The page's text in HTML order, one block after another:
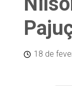
18 de